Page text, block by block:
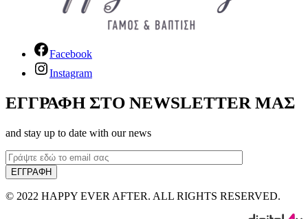
Facebook
Instagram
ΕΓΓΡΑΦΗ ΣΤΟ NEWSLETTER ΜΑΣ
and stay up to date with our news
© 2022 HAPPY EVER AFTER. ALL RIGHTS RESERVED.